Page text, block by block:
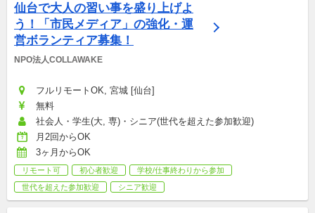
仙台で大人の習い事を盛り上げよ
う！「市民メディア」の強化・運
営ボランティア募集！
NPO法人COLLAWAKE
フルリモートOK, 宮城 [仙台]
無料
社会人・学生(大, 専)・シニア(世代を超えた参加歓迎)
月2回からOK
3ヶ月からOK
リモート可 初心者歓迎
学校/仕事終わりから参加
世代を超えた参加歓迎
シニア歓迎